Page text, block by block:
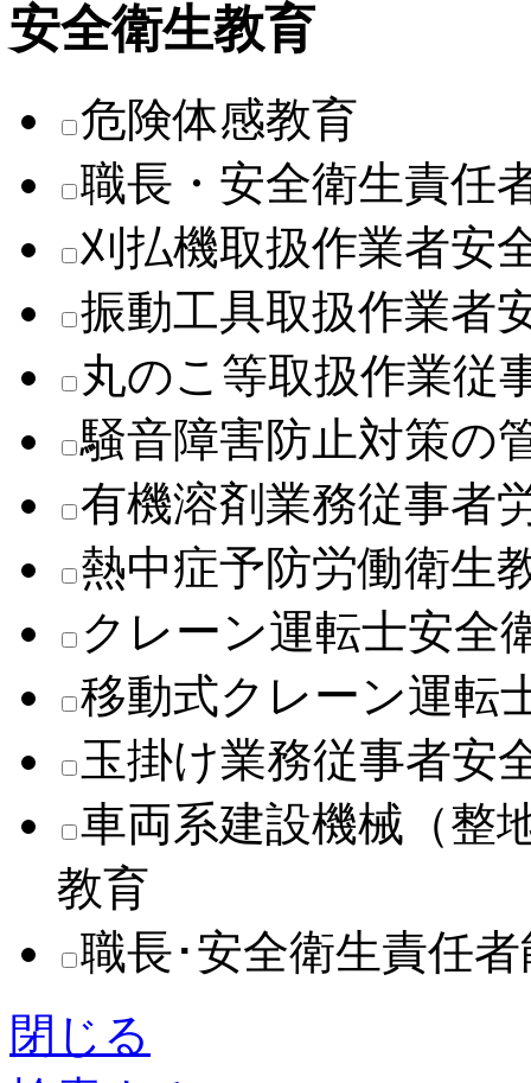
安全衛生教育
危険体感教育
職長・安全衛生責任
刈払機取扱作業者安
振動工具取扱作業者
丸のこ等取扱作業従
騒音障害防止対策の
有機溶剤業務従事者
熱中症予防労働衛生
クレーン運転士安全
移動式クレーン運転
玉掛け業務従事者安
車両系建設機械（整
教育
職長･安全衛生責任
閉じる